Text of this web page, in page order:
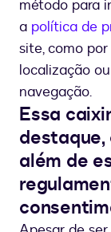
método para
a política de
site, como
localização
navegação.
Essa
destaque,
além de